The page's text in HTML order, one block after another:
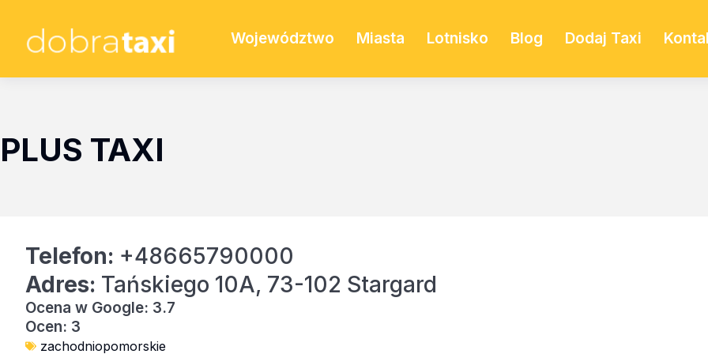
Województwo Miasta Lotnisko Blog Dodaj Taxi
PLUS TAXI
Telefon: +48665790000
Adres: Tańskiego 10A, 73-102 Stargard
Ocena w Google: 3.7
Ocen: 3
zachodniopomorskie